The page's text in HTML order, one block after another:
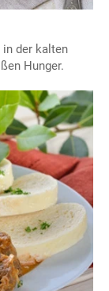
der kalten
Hunger.